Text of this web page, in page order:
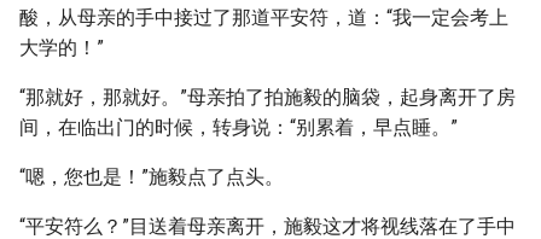
酸，从母亲的手中接过了那道平安符，道：“我一定会考上
大学的！”
“那就好，那就好。”母亲拍了拍施毅的脑袋，起身离开了房
间，在临出门的时候，转身说：“别累着，早点睡。”
“嗯，您也是！”施毅点了点头。
“平安符么？”目送着母亲离开，施毅这才将视线落在了手中